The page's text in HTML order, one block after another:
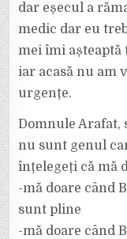
dar eșecul a
medic dar eu
mei îmi
iar acasă nu am
urgențe.
Domnule Arafat,
nu sunt genul
înțelegeți că mă
-mă doare când
sunt pline
-mă doare când